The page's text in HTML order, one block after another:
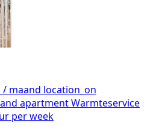
/ maand location_on
apartmentWarmteservice
per week